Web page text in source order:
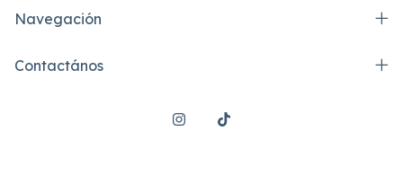
Navegación
Contactános